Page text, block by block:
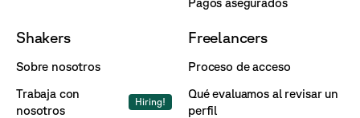
Pagos asegurados
Shakers
Sobre nosotros
Trabaja con
nosotros
Hiring!
Freelancers
Proceso de acceso
Qué evaluamos al revisar un
perfil